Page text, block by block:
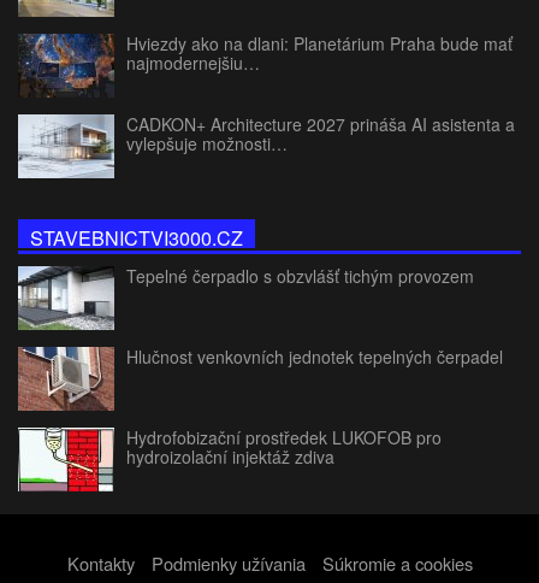
Hviezdy ako na dlani: Planetárium Praha bude mať
najmodernejšiu…
CADKON+ Architecture 2027 prináša AI asistenta a
vylepšuje možnosti…
STAVEBNICTVI3000.CZ
Tepelné čerpadlo s obzvlášť tichým provozem
Hlučnost venkovních jednotek tepelných čerpadel
Hydrofobizační prostředek LUKOFOB pro
hydroizolační injektáž zdiva
Kontakty Podmienky užívania Súkromie a cookies